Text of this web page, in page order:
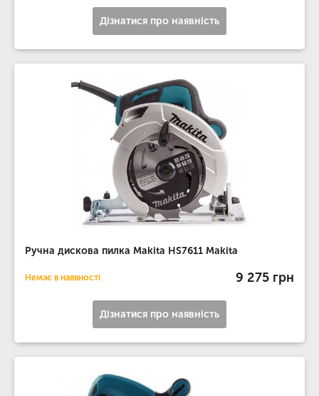
Дізнатися про наявність
Ручна дискова пилка Makita HS7611 Makita
Немає в наявності 9 275 грн
Дізнатися про наявність